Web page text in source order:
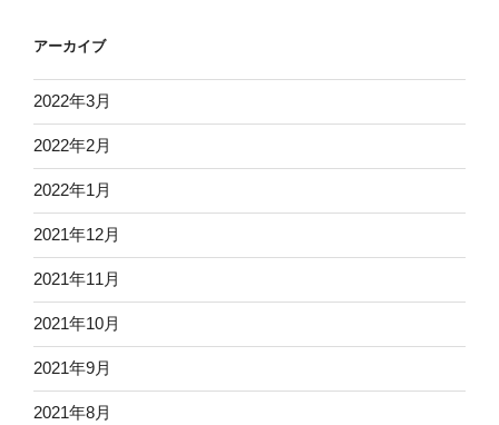
アーカイブ
2022年3月
2022年2月
2022年1月
2021年12月
2021年11月
2021年10月
2021年9月
2021年8月